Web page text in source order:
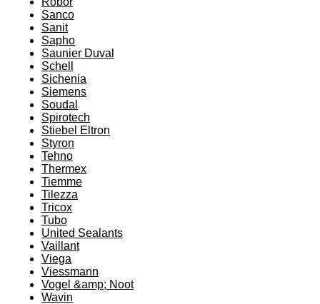
Sanco
Sanit
Sapho
Saunier Duval
Schell
Sichenia
Siemens
Soudal
Spirotech
Stiebel Eltron
Styron
Tehno
Thermex
Tiemme
Tilezza
Tricox
Tubo
United Sealants
Vaillant
Viega
Viessmann
Vogel &amp; Noot
Wavin